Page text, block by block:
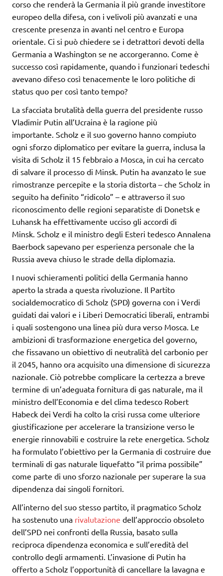
corso che renderà la Germania il più grande investitore
europeo della difesa, con i velivoli più avanzati e una
crescente presenza in avanti nel centro e Europa
orientale. Ci si può chiedere se i detrattori devoti della
Germania a Washington se ne accorgeranno. Come è
successo così rapidamente, quando i funzionari tedeschi
avevano difeso così tenacemente le loro politiche di
status quo per così tanto tempo?
La sfacciata brutalità della guerra del presidente russo
Vladimir Putin all’Ucraina è la ragione più
importante. Scholz e il suo governo hanno compiuto
ogni sforzo diplomatico per evitare la guerra, inclusa la
visita di Scholz il 15 febbraio a Mosca, in cui ha cercato
di salvare il processo di Minsk. Putin ha avanzato le sue
rimostranze percepite e la storia distorta – che Scholz in
seguito ha definito “ridicolo” – e attraverso il suo
riconoscimento delle regioni separatiste di Donetsk e
Luhansk ha effettivamente ucciso gli accordi di
Minsk. Scholz e il ministro degli Esteri tedesco Annalena
Baerbock sapevano per esperienza personale che la
Russia aveva chiuso le strade della diplomazia.
I nuovi schieramenti politici della Germania hanno
aperto la strada a questa rivoluzione. Il Partito
socialdemocratico di Scholz (SPD) governa con i Verdi
guidati dai valori e i Liberi Democratici liberali, entrambi
i quali sostengono una linea più dura verso Mosca. Le
ambizioni di trasformazione energetica del governo,
che fissavano un obiettivo di neutralità del carbonio per
il 2045, hanno ora acquisito una dimensione di sicurezza
nazionale. Ciò potrebbe complicare la certezza a breve
termine di un’adeguata fornitura di gas naturale, ma il
ministro dell’Economia e del clima tedesco Robert
Habeck dei Verdi ha colto la crisi russa come ulteriore
giustificazione per accelerare la transizione verso le
energie rinnovabili e costruire la rete energetica. Scholz
ha formulato l’obiettivo per la Germania di costruire due
terminali di gas naturale liquefatto “il prima possibile”
come parte di uno sforzo nazionale per superare la sua
dipendenza dai singoli fornitori.
All’interno del suo stesso partito, il pragmatico Scholz
ha sostenuto una rivalutazione dell’approccio obsoleto
dell’SPD nei confronti della Russia, basato sulla
reciproca dipendenza economica e sull’eredità del
controllo degli armamenti. L’invasione di Putin ha
offerto a Scholz l’opportunità di cancellare la lavagna e